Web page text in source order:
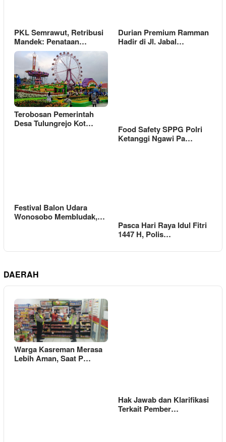
PKL Semrawut, Retribusi
Mandek: Penataan…
Durian Premium Ramman
Hadir di Jl. Jabal…
Terobosan Pemerintah
Desa Tulungrejo Kot…
Food Safety SPPG Polri
Ketanggi Ngawi Pa…
Festival Balon Udara
Wonosobo Membludak,…
Pasca Hari Raya Idul Fitri
1447 H, Polis…
DAERAH
Warga Kasreman Merasa
Lebih Aman, Saat P…
Hak Jawab dan Klarifikasi
Terkait Pember…